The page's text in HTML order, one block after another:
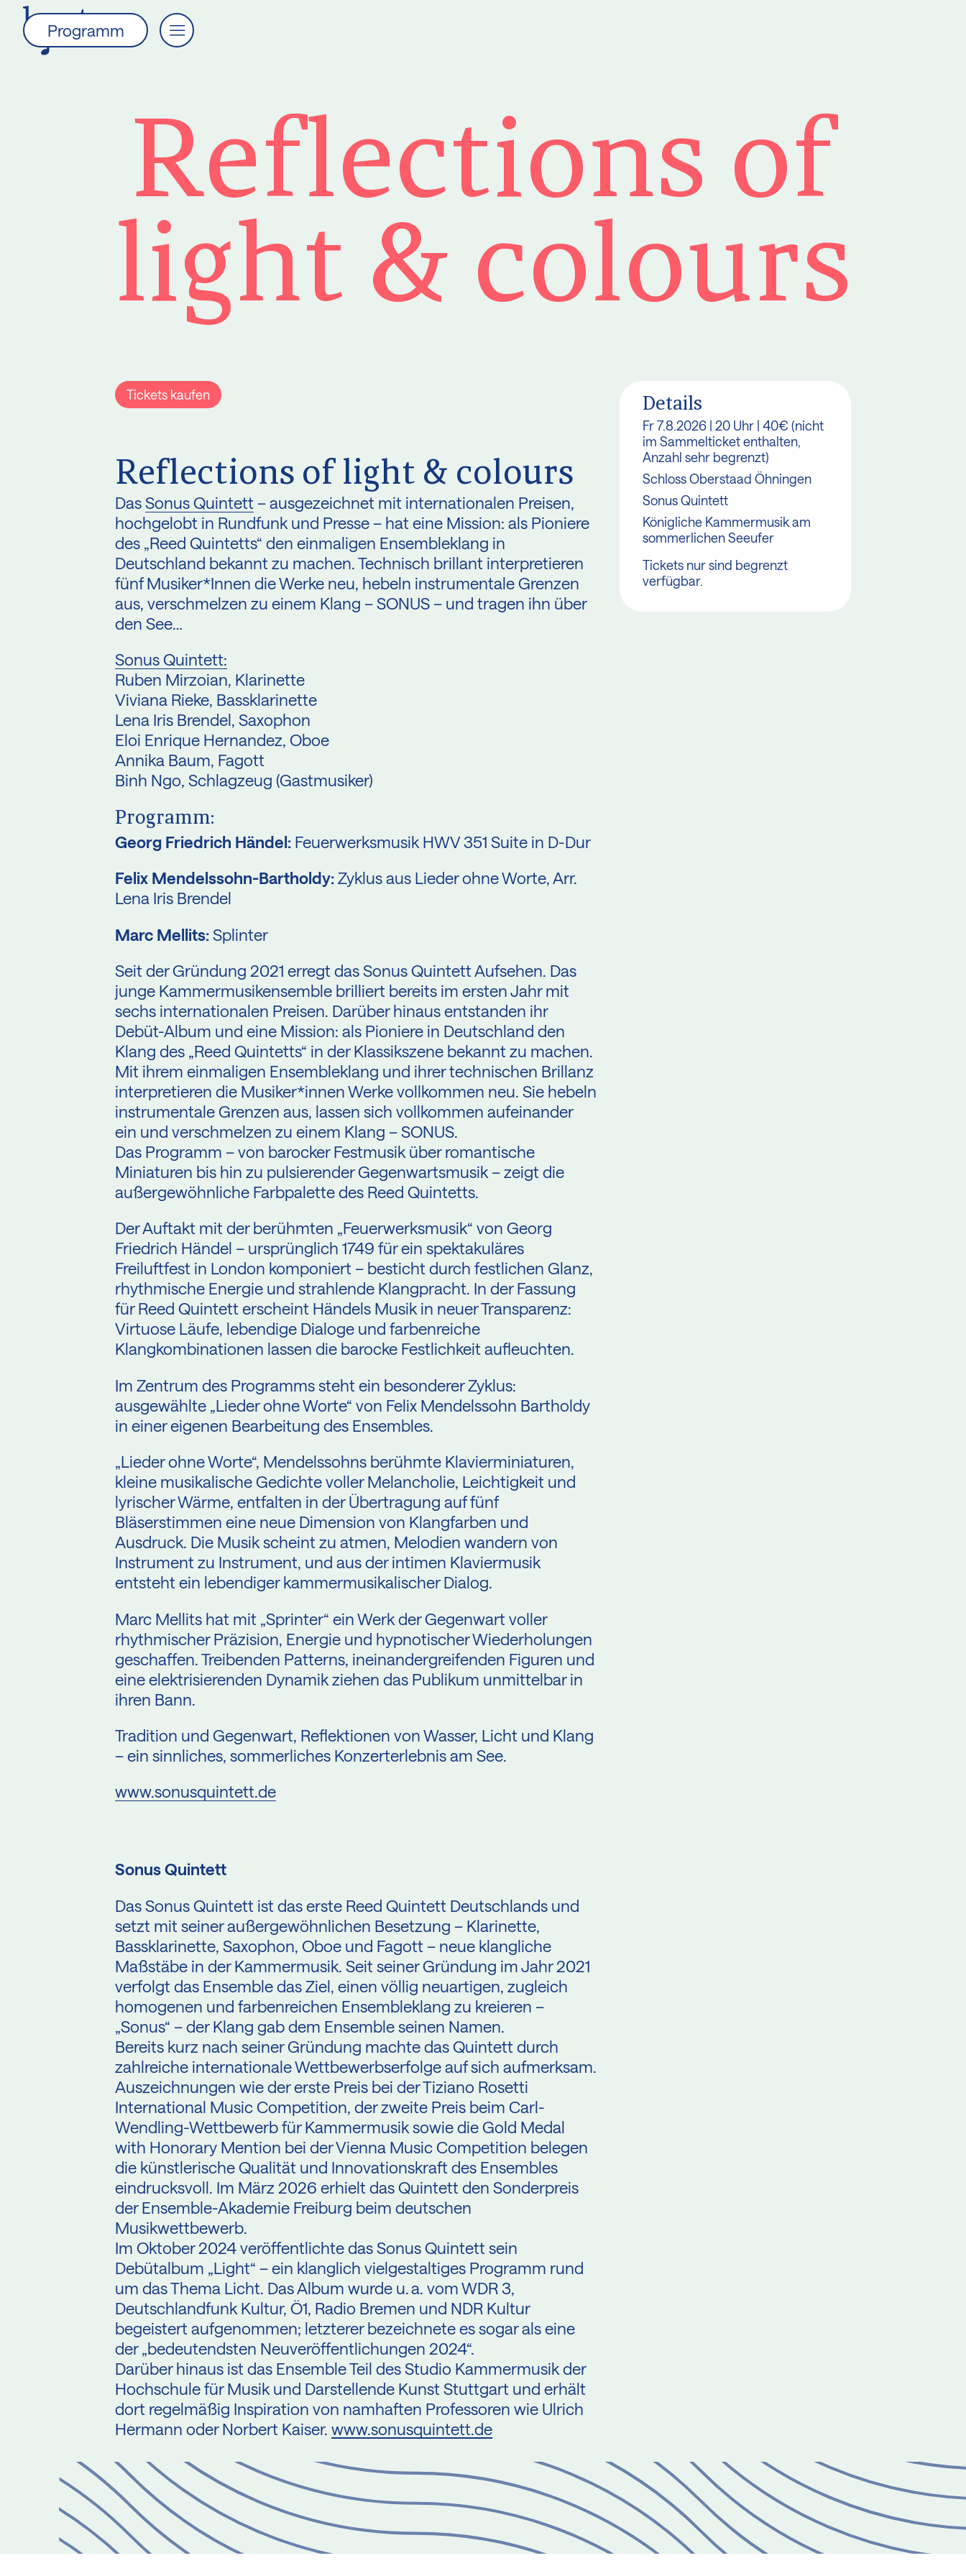
Programm
Reflections of
light & colours
Tickets kaufen
Reflections of light & colours
DasSonus Quintett – ausgezeichnet mit internationalen Preisen,
hochgelobt in Rundfunk und Presse – hat eine Mission: als Pioniere
des „Reed Quintetts“ den einmaligen Ensembleklang in
Deutschland bekannt zu machen. Technisch brillant interpretieren
fünf Musiker*Innen die Werke neu, hebeln instrumentale Grenzen
aus, verschmelzen zu einem Klang – SONUS – und tragen ihn über
den See…
Sonus Quintett:
Ruben Mirzoian, Klarinette
Viviana Rieke, Bassklarinette
Lena Iris Brendel, Saxophon
Eloi Enrique Hernandez, Oboe
Annika Baum, Fagott
Binh Ngo, Schlagzeug (Gastmusiker)
Programm:
Georg Friedrich Händel: Feuerwerksmusik HWV 351 Suite in D-Dur
Felix Mendelssohn-Bartholdy: Zyklus aus Lieder ohne Worte, Arr.
Lena Iris Brendel
Marc Mellits:Splinter
Seit der Gründung 2021 erregt das Sonus Quintett Aufsehen. Das
junge Kammermusikensemble brilliert bereits im ersten Jahr mit
sechs internationalen Preisen. Darüber hinaus entstanden ihr
Debüt-Album und eine Mission: als Pioniere in Deutschland den
Klang des „Reed Quintetts“ in der Klassikszene bekannt zu machen.
Mit ihrem einmaligen Ensembleklang und ihrer technischen Brillanz
interpretieren die Musiker*innen Werke vollkommen neu. Sie hebeln
instrumentale Grenzen aus, lassen sich vollkommen aufeinander
ein und verschmelzen zu einem Klang – SONUS.
Das Programm – von barocker Festmusik über romantische
Miniaturen bis hin zu pulsierender Gegenwartsmusik – zeigt die
außergewöhnliche Farbpalette des Reed Quintetts.
Der Auftakt mit der berühmten „Feuerwerksmusik“ von Georg
Friedrich Händel – ursprünglich 1749 für ein spektakuläres
Freiluftfest in London komponiert – besticht durch festlichen Glanz,
rhythmische Energie und strahlende Klangpracht. In der Fassung
für Reed Quintett erscheint Händels Musik in neuer Transparenz:
Virtuose Läufe, lebendige Dialoge und farbenreiche
Klangkombinationen lassen die barocke Festlichkeit aufleuchten.
Im Zentrum des Programms steht ein besonderer Zyklus:
ausgewählte „Lieder ohne Worte“ von Felix Mendelssohn Bartholdy
in einer eigenen Bearbeitung des Ensembles.
„Lieder ohne Worte“, Mendelssohns berühmte Klavierminiaturen,
kleine musikalische Gedichte voller Melancholie, Leichtigkeit und
lyrischer Wärme, entfalten in der Übertragung auf fünf
Bläserstimmen eine neue Dimension von Klangfarben und
Ausdruck. Die Musik scheint zu atmen, Melodien wandern von
Instrument zu Instrument, und aus der intimen Klaviermusik
entsteht ein lebendiger kammermusikalischer Dialog.
Marc Mellits hat mit „Sprinter“ ein Werk der Gegenwart voller
rhythmischer Präzision, Energie und hypnotischer Wiederholungen
geschaffen. Treibenden Patterns, ineinandergreifenden Figuren und
eine elektrisierenden Dynamik ziehen das Publikum unmittelbar in
ihren Bann.
Tradition und Gegenwart, Reflektionen von Wasser, Licht und Klang
– ein sinnliches, sommerliches Konzerterlebnis am See.
www.sonusquintett.de
Details
Fr 7.8.2026 | 20 Uhr | 40€ (nicht
im Sammelticket enthalten,
Anzahl sehr begrenzt)
Schloss Oberstaad Öhningen
Sonus Quintett
Königliche Kammermusik am
sommerlichen Seeufer
Tickets nur sind begrenzt
verfügbar.
Sonus Quintett
Das Sonus Quintett ist das erste Reed Quintett Deutschlands und
setzt mit seiner außergewöhnlichen Besetzung – Klarinette,
Bassklarinette, Saxophon, Oboe und Fagott – neue klangliche
Maßstäbe in der Kammermusik. Seit seiner Gründung im Jahr 2021
verfolgt das Ensemble das Ziel, einen völlig neuartigen, zugleich
homogenen und farbenreichen Ensembleklang zu kreieren –
„Sonus“ – der Klang gab dem Ensemble seinen Namen.
Bereits kurz nach seiner Gründung machte das Quintett durch
zahlreiche internationale Wettbewerbserfolge auf sich aufmerksam.
Auszeichnungen wie der erste Preis bei der Tiziano Rosetti
International Music Competition, der zweite Preis beim Carl-
Wendling-Wettbewerb für Kammermusik sowie die Gold Medal
with Honorary Mention bei der Vienna Music Competition belegen
die künstlerische Qualität und Innovationskraft des Ensembles
eindrucksvoll. Im März 2026 erhielt das Quintett den Sonderpreis
der Ensemble-Akademie Freiburg beim deutschen
Musikwettbewerb.
Im Oktober 2024 veröffentlichte das Sonus Quintett sein
Debütalbum „Light“ – ein klanglich vielgestaltiges Programm rund
um das Thema Licht. Das Album wurde u. a. vom WDR 3,
Deutschlandfunk Kultur, Ö1, Radio Bremen und NDR Kultur
begeistert aufgenommen; letzterer bezeichnete es sogar als eine
der „bedeutendsten Neuveröffentlichungen 2024“.
Darüber hinaus ist das Ensemble Teil des Studio Kammermusik der
Hochschule für Musik und Darstellende Kunst Stuttgart und erhält
dort regelmäßig Inspiration von namhaften Professoren wie Ulrich
Hermann oder Norbert Kaiser. www.sonusquintett.de